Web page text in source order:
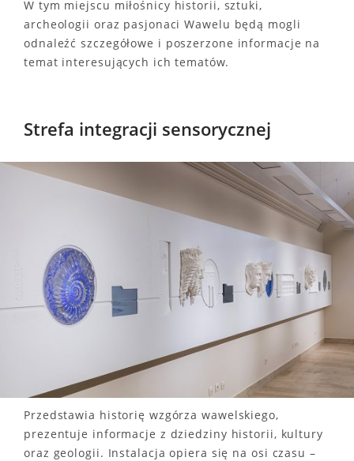
W tym miejscu miłośnicy historii, sztuki,
archeologii oraz pasjonaci Wawelu będą mogli
odnaleźć szczegółowe i poszerzone informacje na
temat interesujących ich tematów.
Strefa integracji sensorycznej
Przedstawia historię wzgórza wawelskiego,
prezentuje informacje z dziedziny historii, kultury
oraz geologii. Instalacja opiera się na osi czasu –